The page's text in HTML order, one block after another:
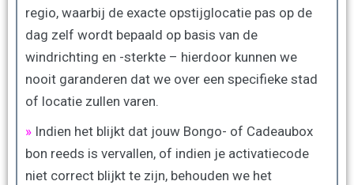
regio, waarbij de exacte opstijglocatie pas op de
dag zelf wordt bepaald op basis van de
windrichting en -sterkte – hierdoor kunnen we
nooit garanderen dat we over een specifieke stad
of locatie zullen varen.
» Indien het blijkt dat jouw Bongo- of Cadeaubox
bon reeds is vervallen, of indien je activatiecode
niet correct blijkt te zijn, behouden we het